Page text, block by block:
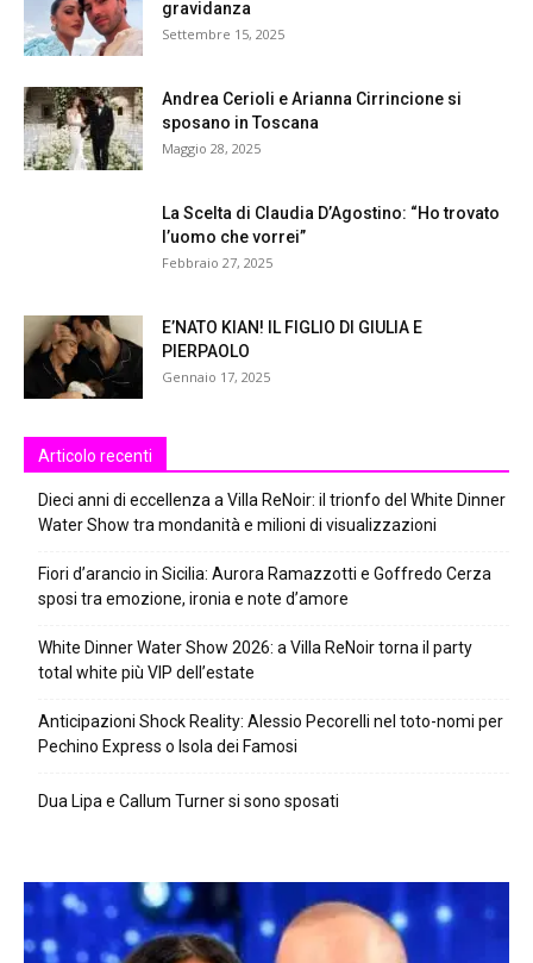
gravidanza
Settembre 15, 2025
Andrea Cerioli e Arianna Cirrincione si
sposano in Toscana
Maggio 28, 2025
La Scelta di Claudia D’Agostino: “Ho trovato
l’uomo che vorrei”
Febbraio 27, 2025
E’NATO KIAN! IL FIGLIO DI GIULIA E
PIERPAOLO
Gennaio 17, 2025
Articolo recenti
Dieci anni di eccellenza a Villa ReNoir: il trionfo del White Dinner
Water Show tra mondanità e milioni di visualizzazioni
Fiori d’arancio in Sicilia: Aurora Ramazzotti e Goffredo Cerza
sposi tra emozione, ironia e note d’amore
White Dinner Water Show 2026: a Villa ReNoir torna il party
total white più VIP dell’estate
Anticipazioni Shock Reality: Alessio Pecorelli nel toto-nomi per
Pechino Express o Isola dei Famosi
Dua Lipa e Callum Turner si sono sposati